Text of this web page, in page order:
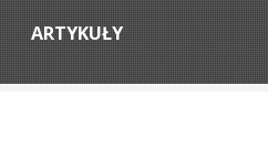
ARTYKUŁY